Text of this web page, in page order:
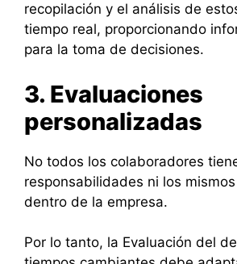
recopilación y el análisis de
tiempo real, proporcionando
para la toma de decisiones.
3. Evaluaciones
personalizadas
No todos los colaboradores
responsabilidades ni los
dentro de la empresa.
Por lo tanto, la Evaluación del